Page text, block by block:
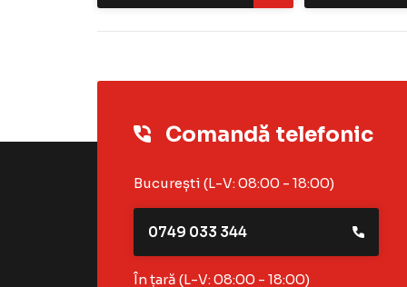
Comandă telefonic
București (L-V: 08:00 - 18:00)
0749 033 344
În țară (L-V: 08:00 - 18:00)